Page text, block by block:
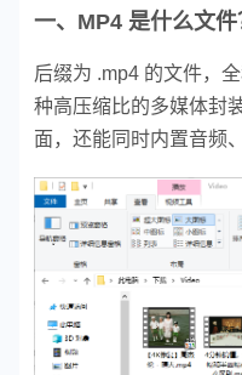
一、MP4 是什么文件
后缀为 .mp4 的文件，
种高压缩比的多媒体封
面，还能同时内置音频